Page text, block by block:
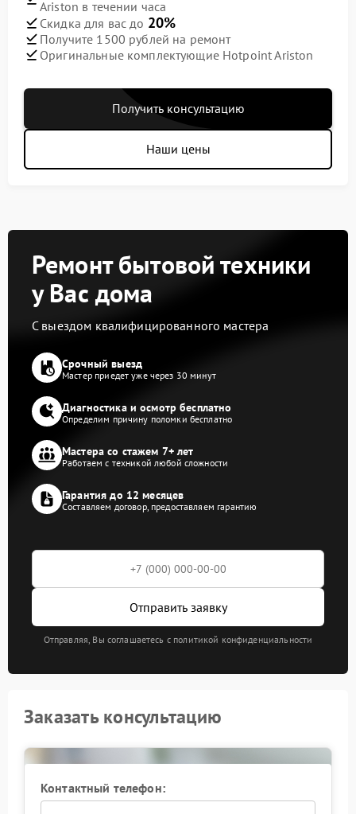
Ariston в течении часа
Скидка для вас до 20%
Получите 1500 рублей на ремонт
Оригинальные комплектующие Hotpoint Ariston
Получить консультацию
Наши цены
Ремонт бытовой техники
у Вас дома
С выездом квалифицированного мастера
Срочный выезд
Мастер приедет уже через 30 минут
Диагностика и осмотр бесплатно
Определим причину поломки бесплатно
Мастера со стажем 7+ лет
Работаем с техникой любой сложности
Гарантия до 12 месяцев
Составляем договор, предоставляем гарантию
Отправить заявку
Отправляя, Вы соглашаетесь с политикой конфиденциальности
Заказать консультацию
Контактный телефон: